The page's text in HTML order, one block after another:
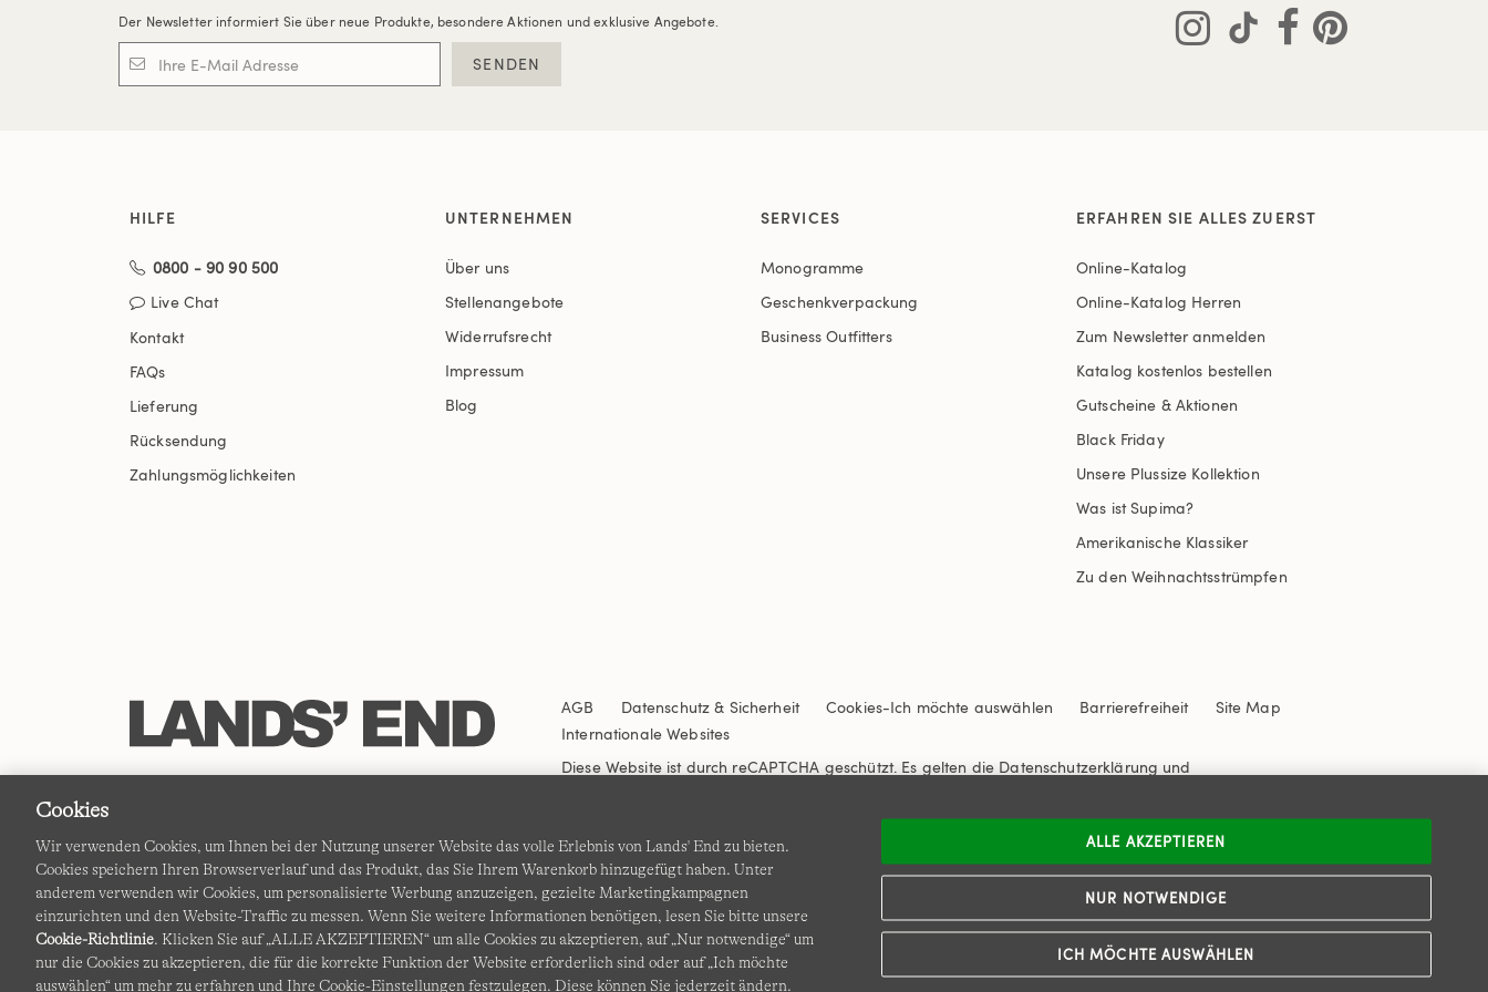
Der Newsletter informiert Sie über neue Produkte, besondere Aktionen und exklusive Angebote.
SENDEN
HILFE
0800 - 90 90 500
Live Chat
Kontakt
FAQs
Lieferung
Rücksendung
Zahlungsmöglichkeiten
UNTERNEHMEN
Über uns
Stellenangebote
Widerrufsrecht
Impressum
Blog
SERVICES
Monogramme
Geschenkverpackung
Business Outfitters
ERFAHREN SIE ALLES ZUERST
Online-Katalog
Online-Katalog Herren
Zum Newsletter anmelden
Katalog kostenlos bestellen
Gutscheine & Aktionen
Black Friday
Unsere Plussize Kollektion
Was ist Supima?
Amerikanische Klassiker
Zu den Weihnachtsstrümpfen
AGB Datenschutz & Sicherheit Cookies-Ich möchte auswählen Barrierefreiheit
Site Map
Internationale Websites
Diese Website ist durch reCAPTCHA geschützt. Es gelten die Datenschutzerklärung und
© COPYRIGHTLANDS' END EUROPE
Cookies
Wir verwenden Cookies, um Ihnen bei der Nutzung unserer Website das volle Erlebnis von Lands' End zu bieten.
Cookies speichern Ihren Browserverlauf und das Produkt, das Sie Ihrem Warenkorb hinzugefügt haben. Unter
anderem verwenden wir Cookies, um personalisierte Werbung anzuzeigen, gezielte Marketingkampagnen
einzurichten und den Website-Traffic zu messen. Wenn Sie weitere Informationen benötigen, lesen Sie bitte unsere
Cookie-Richtlinie. Klicken Sie auf „ALLE AKZEPTIEREN“ um alle Cookies zu akzeptieren, auf „Nur notwendige“ um
nur die Cookies zu akzeptieren, die für die korrekte Funktion der Website erforderlich sind oder auf „Ich möchte
auswählen“ um mehr zu erfahren und Ihre Cookie-Einstellungen festzulegen. Diese können Sie jederzeit ändern.
ICH MÖCHTE AUSWÄHLEN
NUR NOTWENDIGE
ALLE AKZEPTIEREN